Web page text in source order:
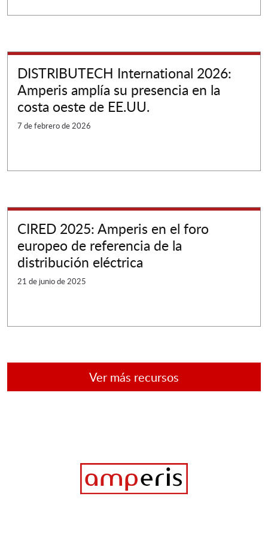
DISTRIBUTECH International 2026:
Amperis amplía su presencia en la
costa oeste de EE.UU.
7 de febrero de 2026
CIRED 2025: Amperis en el foro
europeo de referencia de la
distribución eléctrica
21 de junio de 2025
Ver más recursos